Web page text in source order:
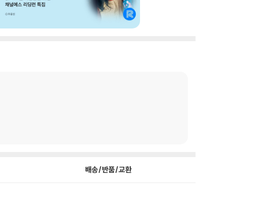
배송/반품/교환